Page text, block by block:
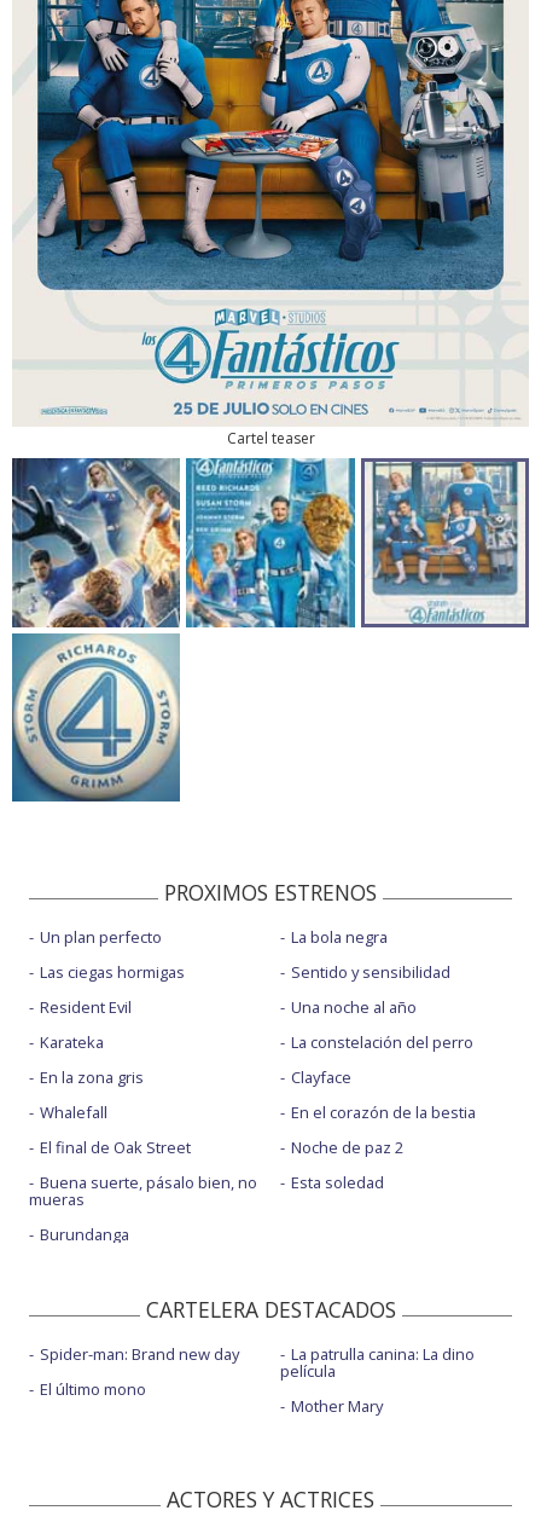
Cartel teaser
PROXIMOS ESTRENOS
Un plan perfecto
Las ciegas hormigas
Resident Evil
Karateka
En la zona gris
Whalefall
El final de Oak Street
Buena suerte, pásalo bien, no
mueras
Burundanga
La bola negra
Sentido y sensibilidad
Una noche al año
La constelación del perro
Clayface
En el corazón de la bestia
Noche de paz 2
Esta soledad
CARTELERA DESTACADOS
Spider-man: Brand new day
El último mono
La patrulla canina: La dino
película
Mother Mary
ACTORES Y ACTRICES